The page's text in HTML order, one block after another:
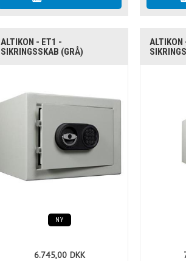
ALTIKON - ET1 -
SIKRINGSSKAB (GRÅ)
NY
6.745,00 DKK
ALTIKON